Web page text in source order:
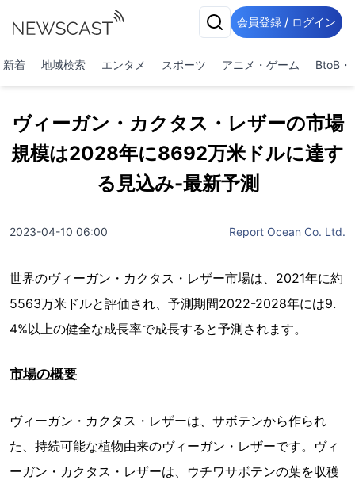
会員登録 / ログイン
新着 地域検索 エンタメ スポーツ アニメ・ゲーム BtoB・
ヴィーガン・カクタス・レザーの市場
規模は2028年に8692万米ドルに達す
る見込み-最新予測
2023-04-10 06:00 Report Ocean Co. Ltd.
世界のヴィーガン・カクタス・レザー市場は、2021年に約
5563万米ドルと評価され、予測期間2022-2028年には9.
4%以上の健全な成長率で成長すると予測されます。
市場の概要
ヴィーガン・カクタス・レザーは、サボテンから作られ
た、持続可能な植物由来のヴィーガン・レザーです。ヴィ
ーガン・カクタス・レザーは、ウチワサボテンの葉を収穫